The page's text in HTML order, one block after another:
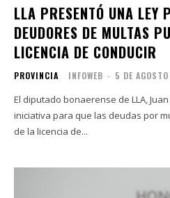
LLA PRESENTÓ UNA LEY
DEUDORES DE MULTAS
LICENCIA DE CONDUCIR
PROVINCIA INFOWEB - 5 DE
El diputado bonaerense de LLA,
iniciativa para que las deudas por
de la licencia de...